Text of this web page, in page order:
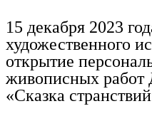
15 декабря 2023
художественного
открытие
живописных работ
«Сказка